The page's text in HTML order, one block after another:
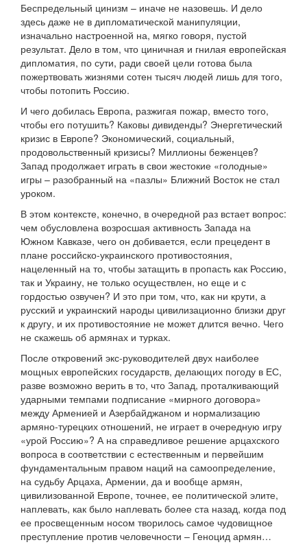
Беспредельный цинизм – иначе не назовешь. И дело
здесь даже не в дипломатической манипуляции,
изначально настроенной на, мягко говоря, пустой
результат. Дело в том, что циничная и гнилая европейская
дипломатия, по сути, ради своей цели готова была
пожертвовать жизнями сотен тысяч людей лишь для того,
чтобы потопить Россию.
И чего добилась Европа, разжигая пожар, вместо того,
чтобы его потушить? Каковы дивиденды? Энергетический
кризис в Европе? Экономический, социальный,
продовольственный кризисы? Миллионы беженцев?
Запад продолжает играть в свои жестокие «голодные»
игры – разобранный на «пазлы» Ближний Восток не стал
уроком.
В этом контексте, конечно, в очередной раз встает вопрос:
чем обусловлена возросшая активность Запада на
Южном Кавказе, чего он добивается, если прецедент в
плане российско-украинского противостояния,
нацеленный на то, чтобы затащить в пропасть как Россию,
так и Украину, не только осуществлен, но еще и с
гордостью озвучен? И это при том, что, как ни крути, а
русский и украинский народы цивилизационно близки друг
к другу, и их противостояние не может длится вечно. Чего
не скажешь об армянах и турках.
После откровений экс-руководителей двух наиболее
мощных европейских государств, делающих погоду в ЕС,
разве возможно верить в то, что Запад, проталкивающий
ударными темпами подписание «мирного договора»
между Арменией и Азербайджаном и нормализацию
армяно-турецких отношений, не играет в очередную игру
«урой Россию»? А на справедливое решение арцахского
вопроса в соответствии с естественным и первейшим
фундаментальным правом наций на самоопределение,
на судьбу Арцаха, Армении, да и вообще армян,
цивилизованной Европе, точнее, ее политической элите,
наплевать, как было наплевать более ста назад, когда под
ее просвещенным носом творилось самое чудовищное
преступление против человечности – Геноцид армян…